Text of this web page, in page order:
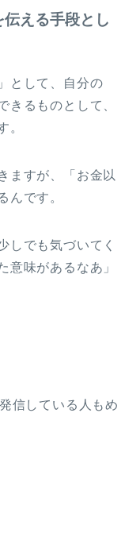
える手段とし
として、自分の
きるものとして、
。
ますが、「お金以
んです。
しでも気づいてく
意味があるなあ」
信している人もめ